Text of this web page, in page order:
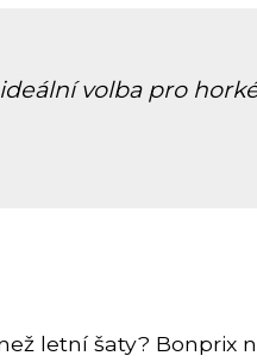
volba pro
letní šaty? Bonprix